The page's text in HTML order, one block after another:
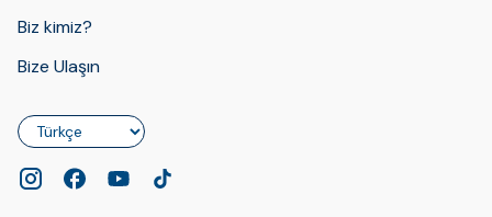
Biz kimiz?
Bize Ulaşın
Dil